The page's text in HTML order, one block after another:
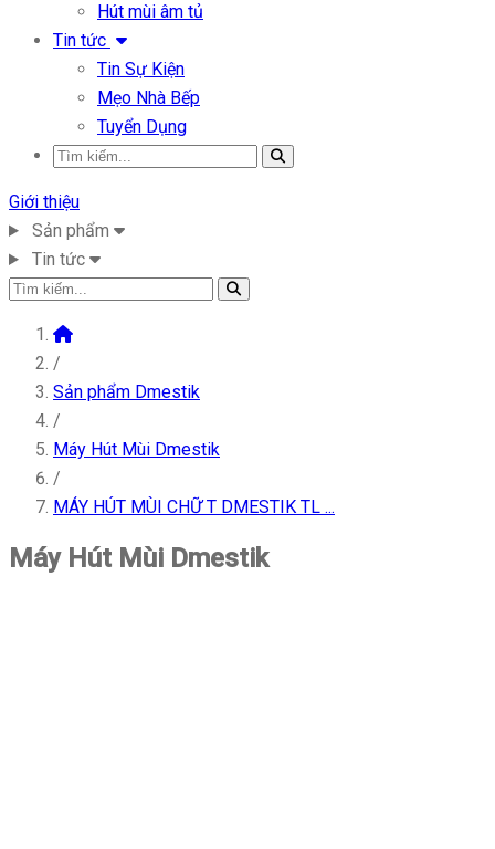
Hút mùi âm tủ
Tin tức
Tin Sự Kiện
Mẹo Nhà Bếp
Tuyển Dụng
Giới thiệu
Sản phẩm
Tin tức
/
Sản phẩm Dmestik
/
Máy Hút Mùi Dmestik
/
MÁY HÚT MÙI CHỮ T DMESTIK TL ...
Máy Hút Mùi Dmestik